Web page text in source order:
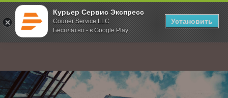
Курьер Сервис Экспресс
Courier Service LLC
Бесплатно - в Google Play
Установить
; Главная О компании Новости КСЭ примет участие в выставке